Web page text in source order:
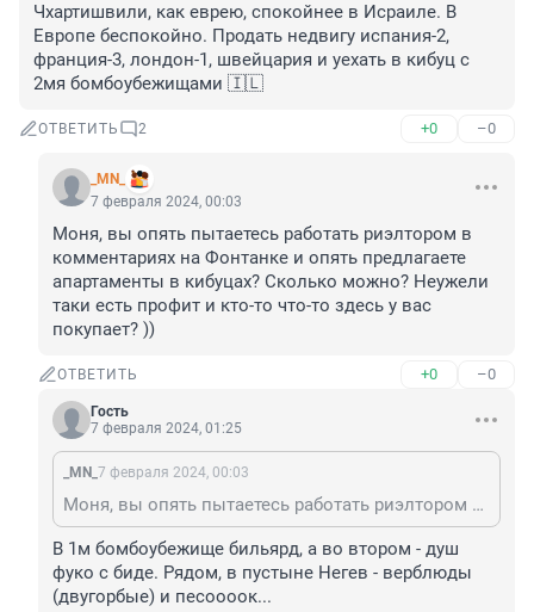
Чхартишвили, как еврею, спокойнее в Исраиле. В
Европе беспокойно. Продать недвигу испания-2,
франция-3, лондон-1, швейцария и уехать в кибуц с
2мя бомбоубежищами 🇮🇱
ОТВЕТИТЬ 2 +0 –0
_MN_
7 февраля 2024, 00:03
Моня, вы опять пытаетесь работать риэлтором в
комментариях на Фонтанке и опять предлагаете
апартаменты в кибуцах? Сколько можно? Неужели
таки есть профит и кто-то что-то здесь у вас
покупает? ))
ОТВЕТИТЬ +0 –0
Гость
7 февраля 2024, 01:25
_MN_ 7 февраля 2024, 00:03
Моня, вы опять пытаетесь работать риэлтором в комментариях на Фонтанке и опять предлагаете апартаменты в кибуцах? Сколько можно? Неужели таки есть профит и кто-то что-то здесь у вас покупает? ))
В 1м бомбоубежище бильярд, а во втором - душ
фуко с биде. Рядом, в пустыне Негев - верблюды
(двугорбые) и песоооок...